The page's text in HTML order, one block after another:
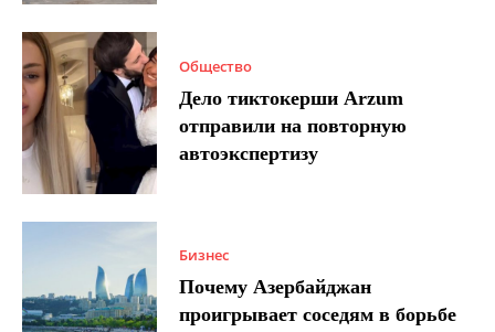
Общество
Дело тиктокерши Arzum
отправили на повторную
автоэкспертизу
Бизнес
Почему Азербайджан
проигрывает соседям в борьбе